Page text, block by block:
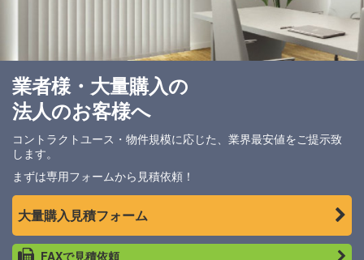
業者様・大量購入の
法人のお客様へ
コントラクトユース・物件規模に応じた、業界最安値をご提示致
します。
まずは専用フォームから見積依頼！
大量購入見積フォーム
FAXで見積依頼